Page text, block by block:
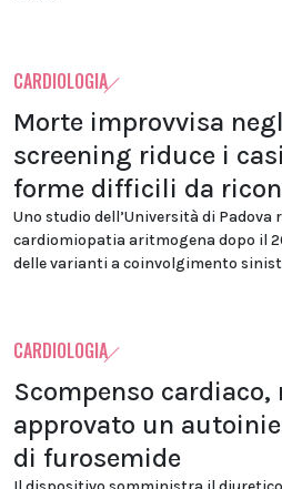
CARDIOLOGIA
Morte improvvisa
screening riduce i
forme difficili da
Uno studio dell’Università di Padova
cardiomiopatia aritmogena dopo il
delle varianti a coinvolgimento
CARDIOLOGIA
Scompenso cardiaco,
approvato un
di furosemide